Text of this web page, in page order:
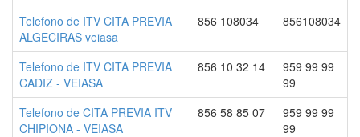
Telefono de ITV CITA PREVIA
ALGECIRAS veiasa
856 108034 856108034
Telefono de ITV CITA PREVIA
CADIZ - VEIASA
856 10 32 14
959 99 99
99
Telefono de CITA PREVIA ITV
CHIPIONA - VEIASA
856 58 85 07
959 99 99
99